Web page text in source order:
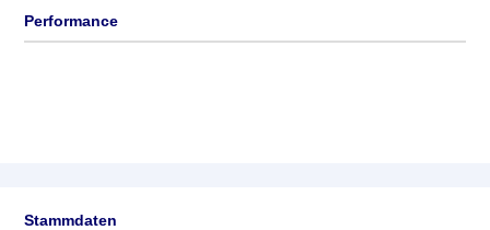
Performance
Stammdaten